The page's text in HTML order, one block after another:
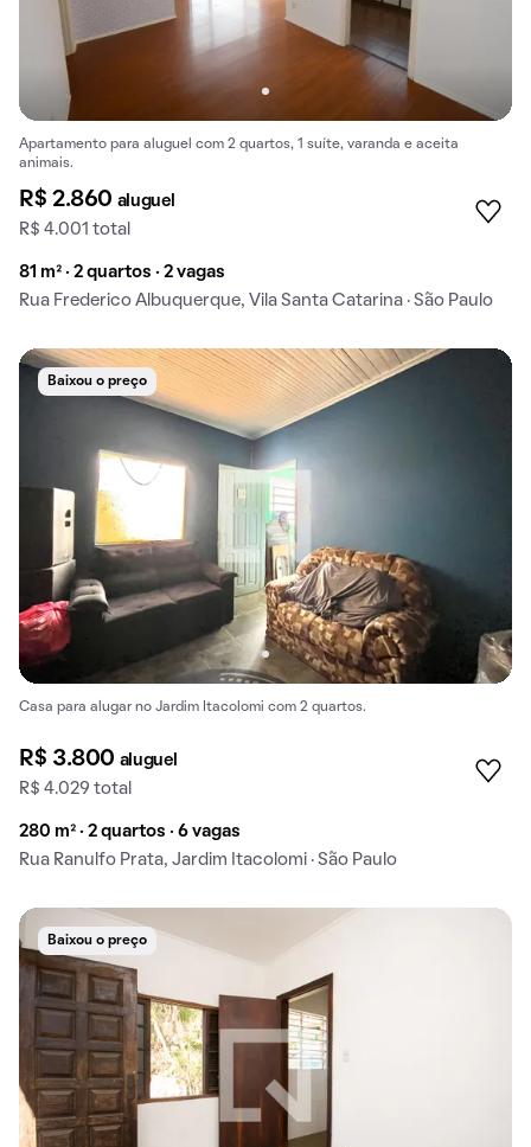
Apartamento para aluguel com 2 quartos, 1 suíte, varanda e aceita
animais.
R$ 2.860 aluguel
R$ 4.001 total
81 m² · 2 quartos · 2 vagas
Rua Frederico Albuquerque, Vila Santa Catarina · São Paulo
Baixou o preço
Casa para alugar no Jardim Itacolomi com 2 quartos.
R$ 3.800 aluguel
R$ 4.029 total
280 m² · 2 quartos · 6 vagas
Rua Ranulfo Prata, Jardim Itacolomi · São Paulo
Baixou o preço